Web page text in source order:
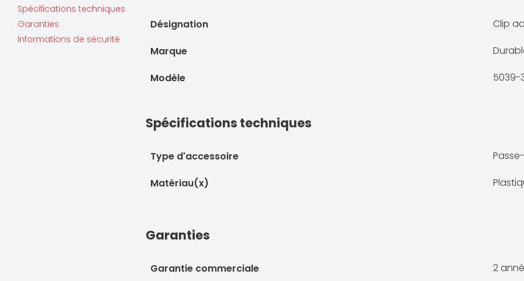
Spécifications techniques
Garanties
Informations de sécurité
Désignation Clip
Marque
Modèle 5039-
Spécifications techniques
Type d'accessoire
Matériau(x)
Garanties
Garantie commerciale 2